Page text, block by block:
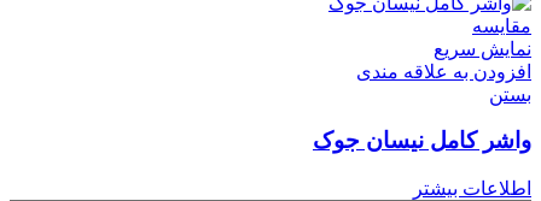
مقایسه
نمایش سریع
افزودن به علاقه مندی
بستن
واشر کامل نیسان جوک
اطلاعات بیشتر